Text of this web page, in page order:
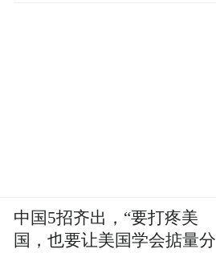
中国5招齐出，“要打疼美
国，也要让美国学会掂量分